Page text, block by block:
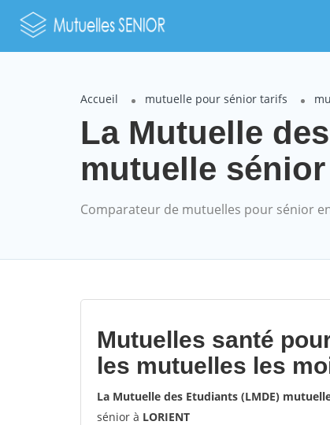
Accueil mutuelle pour sénior tarifs
La Mutuelle
mutuelle
Comparateur de mutuelles pour sénior
Mutuelles santé
les mutuelles les
La Mutuelle des Etudiants (LMDE)
sénior à LORIENT